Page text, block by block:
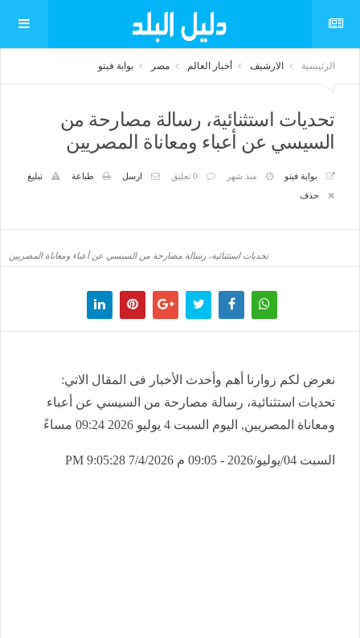
الرئيسية الارشيف أخبار العالم مصر بوابة فيتو
تحديات استثنائية، رسالة مصارحة من
السيسي عن أعباء ومعاناة المصريين
بوابة فيتو منذ شهر 0 تعليق ارسل طباعة
تبليغ
حذف
تحديات استثنائية، رسالة مصارحة من السيسي عن أعباء ومعاناة المصريين
نعرض لكم زوارنا أهم وأحدث الأخبار فى المقال الاتي:
تحديات استثنائية، رسالة مصارحة من السيسي عن أعباء
ومعاناة المصريين, اليوم السبت 4 يوليو 2026 09:24 مساءً
السبت 04/يوليو/2026 - 09:05 م 7/4/2026 9:05:28 PM